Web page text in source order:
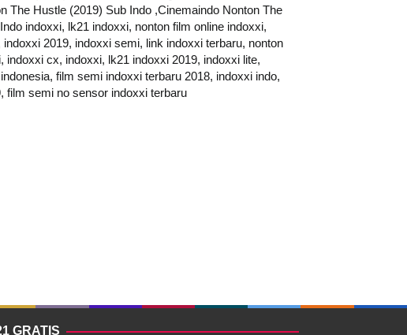
The Hustle (2019) Sub Indo ,Cinemaindo Nonton The
indoxxi, lk21 indoxxi, nonton film online indoxxi,
2019, indoxxi semi, link indoxxi terbaru, nonton
cx, indoxxi, lk21 indoxxi 2019, indoxxi lite,
film semi indoxxi terbaru 2018, indoxxi indo,
film semi no sensor indoxxi terbaru
GRATIS